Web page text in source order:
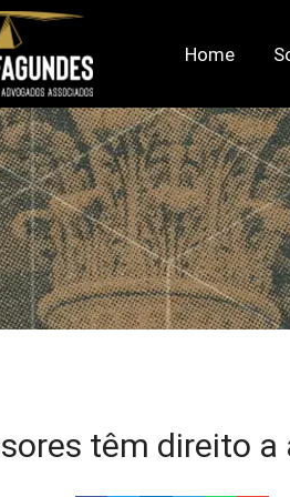
Home
têm direito